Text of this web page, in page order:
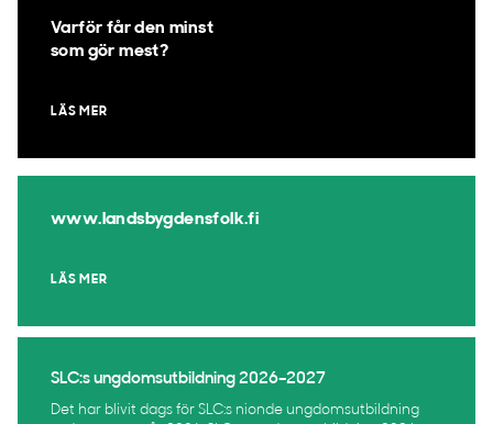
Varför får den minst
som gör mest?
LÄS MER
www.landsbygdensfolk.fi
LÄS MER
SLC:s ungdomsutbildning 2026–2027
Det har blivit dags för SLC:s nionde ungdomsutbildning